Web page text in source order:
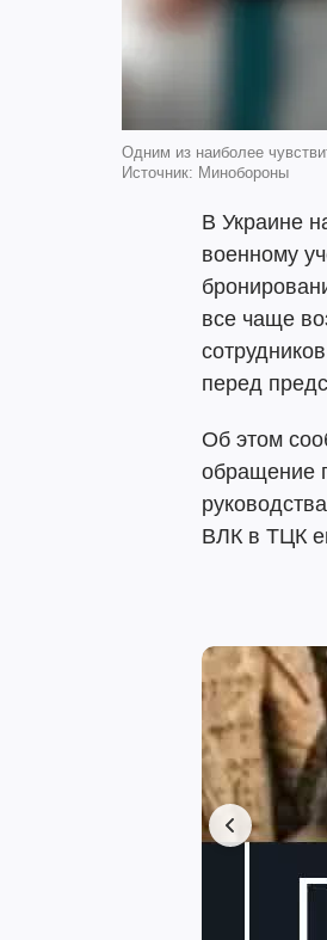
Одним из наиболее
Источник: Минобороны
В Украине
военному
все чаще
перед
Об этом
обращение
ВЛК в ТЦК